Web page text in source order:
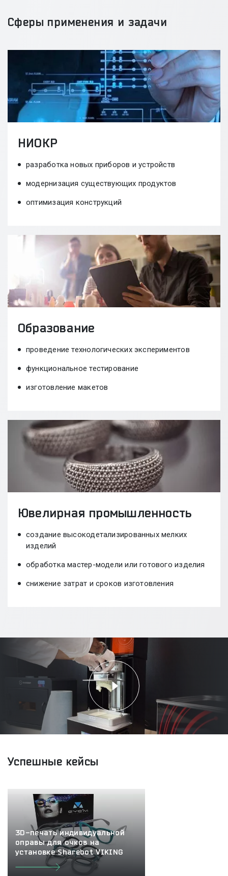
Сферы применения и задачи
НИОКР
разработка новых приборов и устройств
модернизация существующих продуктов
оптимизация конструкций
Образование
проведение технологических экспериментов
функциональное тестирование
изготовление макетов
Ювелирная промышленность
создание высокодетализированных мелких
изделий
обработка мастер-модели или готового изделия
снижение затрат и сроков изготовления
Успешные кейсы
3D-печать индивидуальной
оправы для очков на
установке Sharebot VIKING